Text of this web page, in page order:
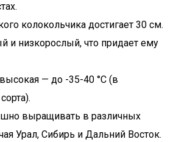
колокольчика достигает 30 см.
и низкорослый, что придает ему
— до -35-40 °С (в
выращивать в различных
Урал, Сибирь и Дальний Восток.